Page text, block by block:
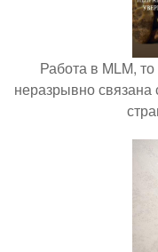
Работа в MLM,
неразрывно связана